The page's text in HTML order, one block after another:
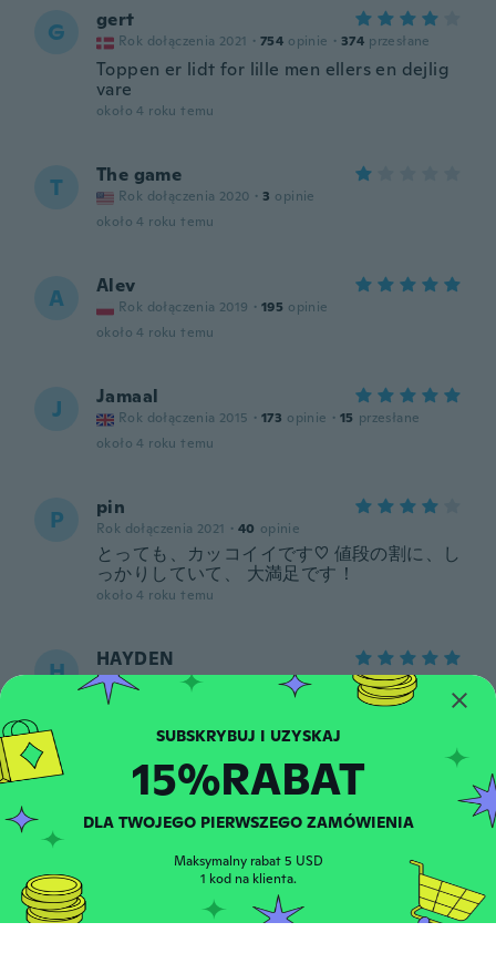
G gert
Rok dołączenia 2021 · 754 opinie · 374 przesłane
Toppen er lidt for lille men ellers en dejlig
vare
około 4 roku temu
T The game
Rok dołączenia 2020 · 3 opinie
około 4 roku temu
A Alev
Rok dołączenia 2019 · 195 opinie
około 4 roku temu
J Jamaal
Rok dołączenia 2015 · 173 opinie · 15 przesłane
około 4 roku temu
P pin
Rok dołączenia 2021 · 40 opinie
とっても、カッコイイです♡ 値段の割に、し
っかりしていて、 大満足です！
około 4 roku temu
H HAYDEN
Rok dołączenia 2018 · 18 opinie · 6 przesłane
Great item fits perfectly and feel sexy on
better quality than expected for price and
fast shipping service
około 4 roku temu
T Therese
Rok dołączenia 2018 · 8 opinie
Went up 2 sizes and it fits perfectly! Fun
and sexy! Thanks!
około 4 roku temu
15%RABAT
DLA TWOJEGO PIERWSZEGO ZAMÓWIENIA
Maksymalny rabat 5 USD
1 kod na klienta.